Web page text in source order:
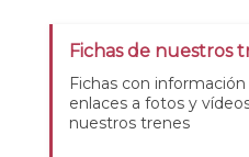
Fichas de nuestros
Fichas con
enlaces a fotos y
nuestros trenes